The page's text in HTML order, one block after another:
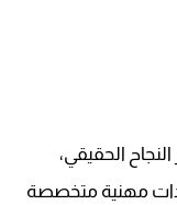
الحقيقي،
مهنية متخصصة